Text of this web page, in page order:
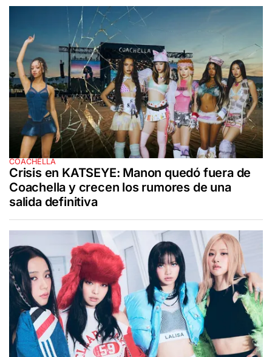
COACHELLA
Crisis en KATSEYE: Manon quedó fuera de
Coachella y crecen los rumores de una
salida definitiva